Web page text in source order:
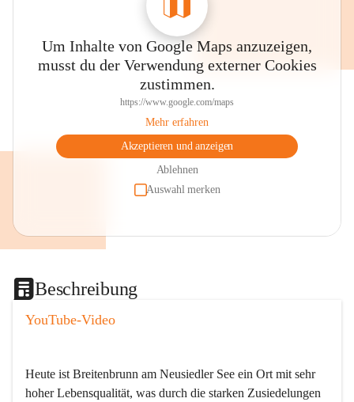
Um Inhalte von Google Maps anzuzeigen,
musst du der Verwendung externer Cookies
zustimmen.
https://www.google.com/maps
Mehr erfahren
Akzeptieren und anzeigen
Ablehnen
Auswahl merken
Beschreibung
YouTube-Video
Heute ist Breitenbrunn am Neusiedler See ein Ort mit sehr
hoher Lebensqualität, was durch die starken Zusiedelungen